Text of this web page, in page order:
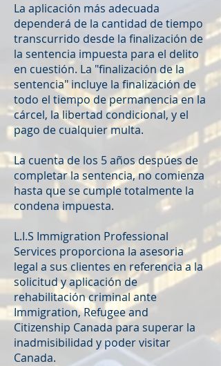
La aplicación más adecuada
dependerá de la cantidad de tiempo
transcurrido desde la finalización de
la sentencia impuesta para el delito
en cuestión. La "finalización de la
sentencia" incluye la finalización de
todo el tiempo de permanencia en la
cárcel, la libertad condicional, y el
pago de cualquier multa.
La cuenta de los 5 años despúes de
completar la sentencia, no comienza
hasta que se cumple totalmente la
condena impuesta.
L.I.S Immigration Professional
Services proporciona la asesoria
legal a sus clientes en referencia a la
solicitud y aplicación de
rehabilitación criminal ante
Immigration, Refugee and
Citizenship Canada para superar la
inadmisibilidad y poder visitar
Canada.